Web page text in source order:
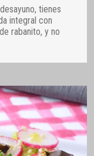
tienes
integral con
rabanito, y no